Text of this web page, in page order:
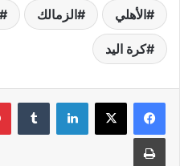
الأهلي الزمالك
كرة اليد
لينكدإن